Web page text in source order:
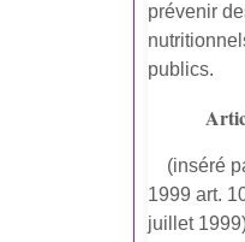
prévenir
publics.
(inséré
1999 art.
juillet